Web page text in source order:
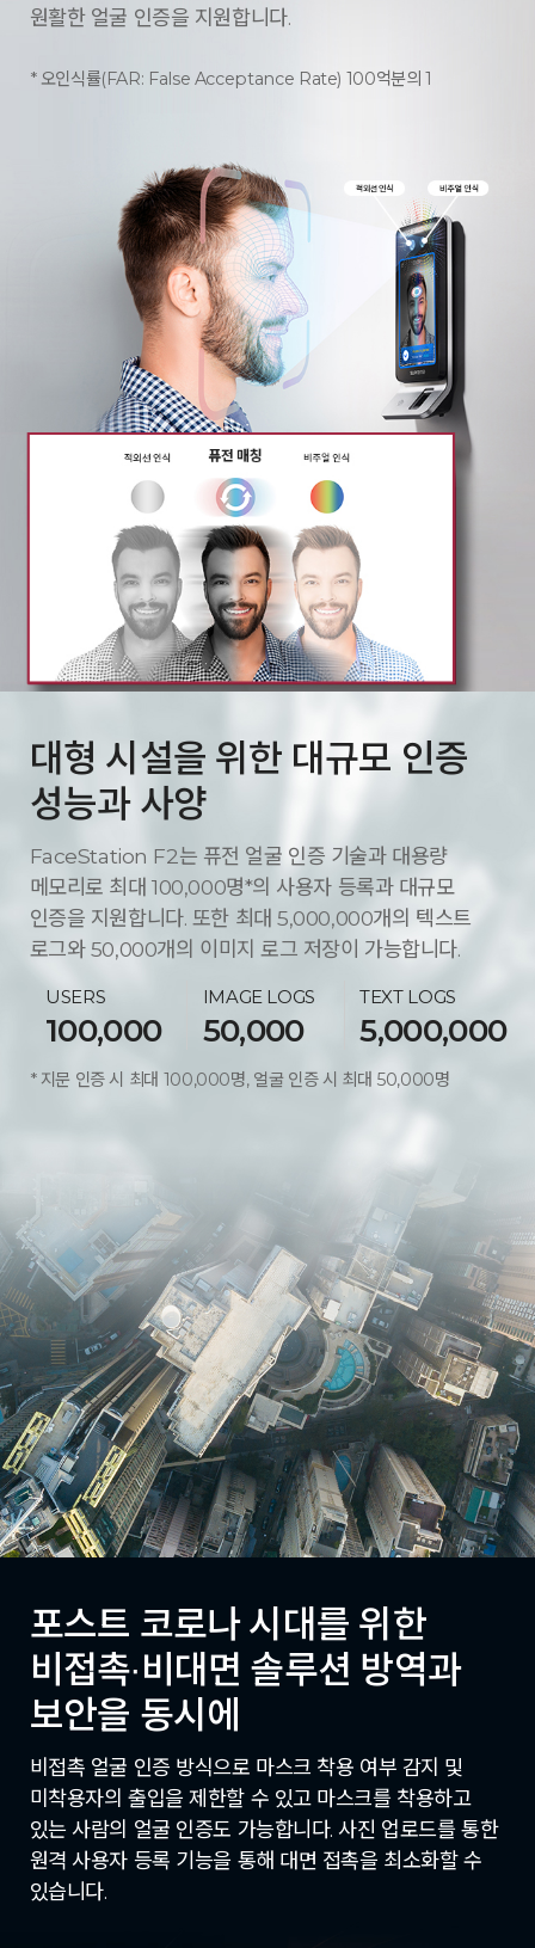
원활한 얼굴 인증을 지원합니다.
오인식률(FAR: False Acceptance Rate) 100억분의 1
대형 시설을 위한 대규모 인증
성능과 사양
FaceStation F2는 퓨전 얼굴 인증 기술과 대용량
메모리로 최대 100,000명*의 사용자 등록과 대규모
인증을 지원합니다. 또한 최대 5,000,000개의 텍스트
로그와 50,000개의 이미지 로그 저장이 가능합니다.
USERS
100,000
IMAGE LOGS
50,000
TEXT LOGS
5,000,000
지문 인증 시 최대 100,000명, 얼굴 인증 시 최대 50,000명
포스트 코로나 시대를 위한
비접촉∙비대면 솔루션 방역과
보안을 동시에
비접촉 얼굴 인증 방식으로 마스크 착용 여부 감지 및
미착용자의 출입을 제한할 수 있고 마스크를 착용하고
있는 사람의 얼굴 인증도 가능합니다. 사진 업로드를 통한
원격 사용자 등록 기능을 통해 대면 접촉을 최소화할 수
있습니다.